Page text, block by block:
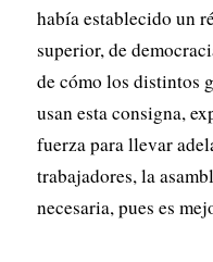
había establecido un
superior, de
de cómo los distintos
usan esta consigna,
fuerza para llevar
trabajadores, la
necesaria, pues es